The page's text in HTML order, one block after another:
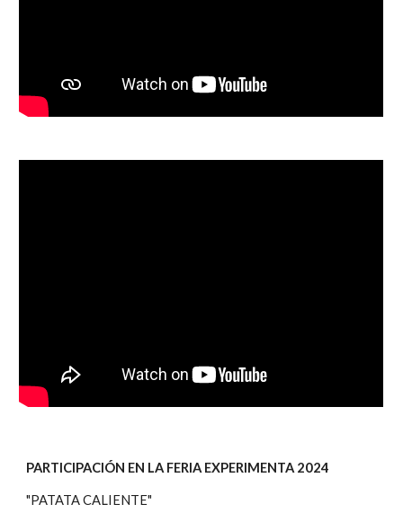
PARTICIPACIÓN EN LA FERIA EXPERIMENTA 2024
"PATATA CALIENTE"